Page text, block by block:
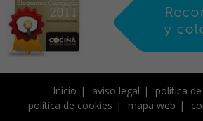
Inicio aviso legal
política
política de cookies
mapa web